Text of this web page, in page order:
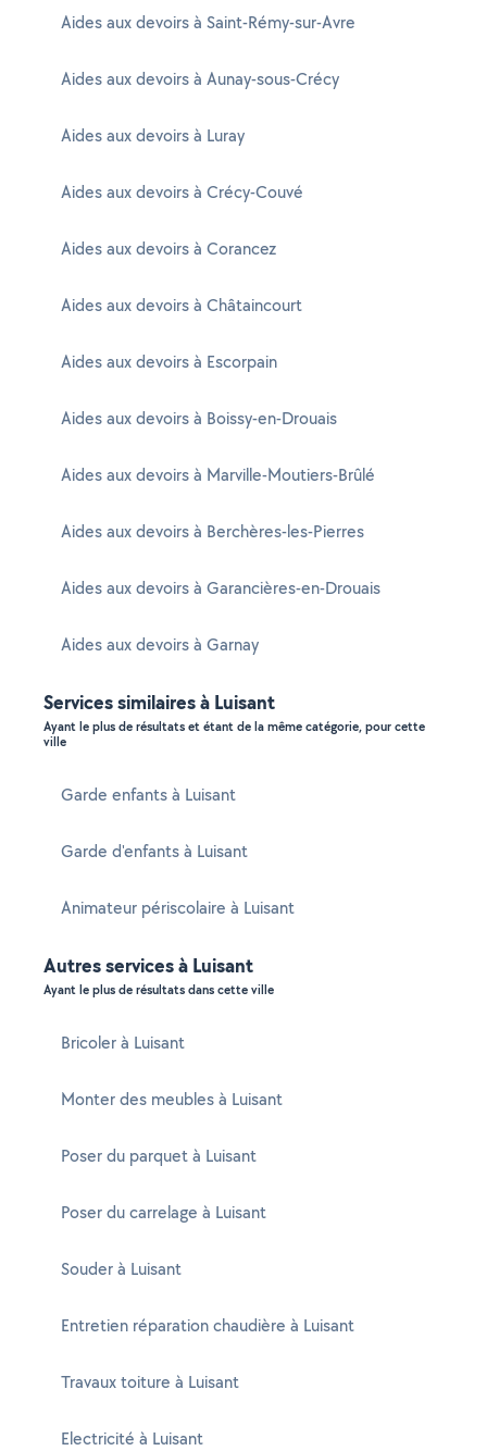
Aides aux devoirs à Saint-Rémy-sur-Avre
Aides aux devoirs à Aunay-sous-Crécy
Aides aux devoirs à Luray
Aides aux devoirs à Crécy-Couvé
Aides aux devoirs à Corancez
Aides aux devoirs à Châtaincourt
Aides aux devoirs à Escorpain
Aides aux devoirs à Boissy-en-Drouais
Aides aux devoirs à Marville-Moutiers-Brûlé
Aides aux devoirs à Berchères-les-Pierres
Aides aux devoirs à Garancières-en-Drouais
Aides aux devoirs à Garnay
Services similaires à Luisant
Ayant le plus de résultats et étant de la même catégorie, pour cette
ville
Garde enfants à Luisant
Garde d'enfants à Luisant
Animateur périscolaire à Luisant
Autres services à Luisant
Ayant le plus de résultats dans cette ville
Bricoler à Luisant
Monter des meubles à Luisant
Poser du parquet à Luisant
Poser du carrelage à Luisant
Souder à Luisant
Entretien réparation chaudière à Luisant
Travaux toiture à Luisant
Electricité à Luisant